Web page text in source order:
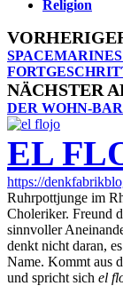
Religion
NÄCHSTER
DER WOHN-
EL
https://
Ruhrpottjunge im
Choleriker. Freund
sinnvoller
denkt nicht daran,
Name. Kommt aus
und spricht sich el